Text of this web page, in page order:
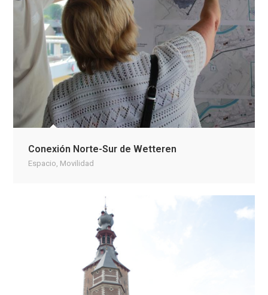
Conexión Norte-Sur de Wetteren
Espacio, Movilidad